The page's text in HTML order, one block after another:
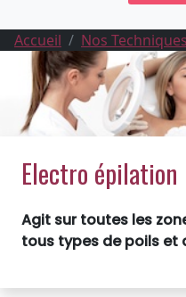
Accueil Nos Techniques
Electro épilation
Agit sur toutes les
tous types de poils et